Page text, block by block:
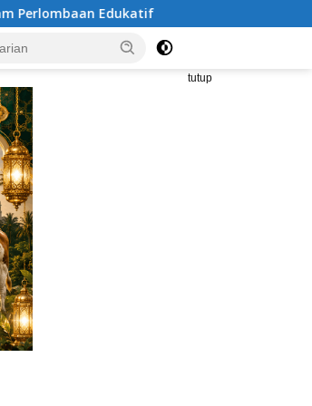
Brimob Polda Metro Jaya Bubarkan Balap
tutup